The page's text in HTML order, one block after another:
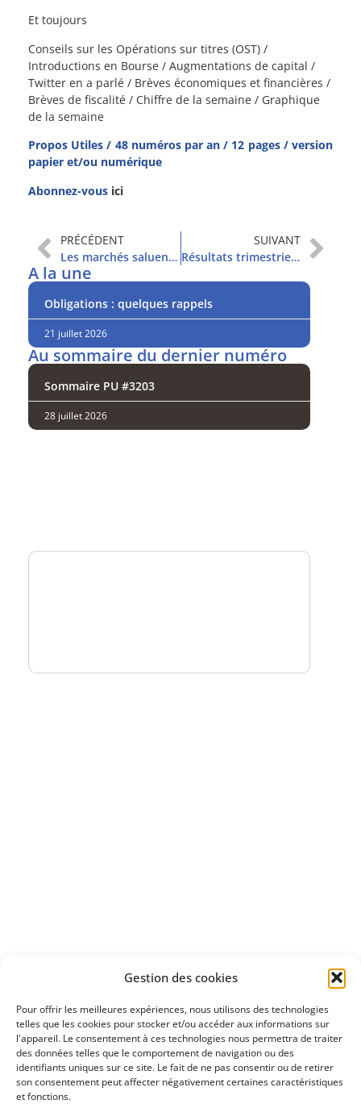
Gestion des cookies
Pour offrir les meilleures expériences, nous utilisons des technologies
telles que les cookies pour stocker et/ou accéder aux informations sur
l'appareil. Le consentement à ces technologies nous permettra de traiter
des données telles que le comportement de navigation ou des
identifiants uniques sur ce site. Le fait de ne pas consentir ou de retirer
son consentement peut affecter négativement certaines caractéristiques
et fonctions.
Et toujours
Conseils sur les Opérations sur titres (OST) /
Introductions en Bourse / Augmentations de capital /
Twitter en a parlé / Brèves économiques et financières /
Brèves de fiscalité / Chiffre de la semaine / Graphique
de la semaine
Propos Utiles / 48 numéros par an / 12 pages / version
papier et/ou numérique
Abonnez-vous ici
PRÉCÉDENT
Les marchés saluent un accord a minima
SUIVANT
Résultats trimestriels : un tournant ?
A la une
Obligations : quelques rappels
21 juillet 2026
Au sommaire du dernier numéro
Sommaire PU #3203
28 juillet 2026
Découvrez